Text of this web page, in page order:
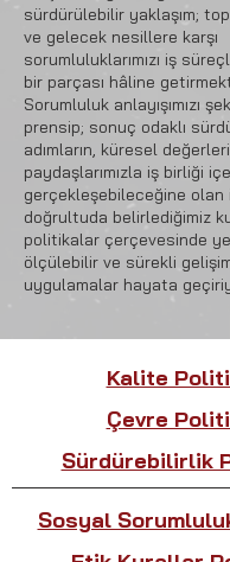
sürdürülebilir yaklaşım;
ve gelecek nesillere karşı
sorumluluklarımızı iş
bir parçası hâline
Sorumluluk anlayışımızı
prensip; sonuç odaklı
adımların, küresel
paydaşlarımızla iş birliği
gerçekleşebileceğine olan
doğrultuda belirlediğimiz
politikalar çerçevesinde
ölçülebilir ve sürekli
uygulamalar hayata
Kalite
Çevre
Sürdürebilirlik
Sosyal